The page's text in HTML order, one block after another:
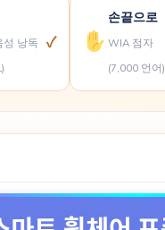
성 낭독
✓
손끝으로
WIA 점자
(7,000 언어)